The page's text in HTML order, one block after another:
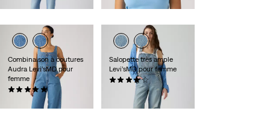
Combinaison à coutures
Audra Levi’sMD pour
femme
119,95 $
Salopette très ample
Levi’sMD pour femme
(30)
148,00 $